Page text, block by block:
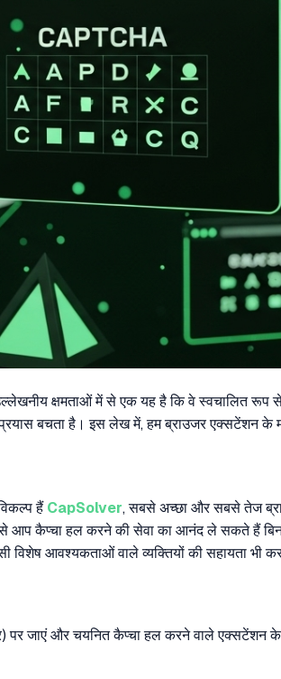
क्षमताओं में से एक यह है कि वे स्वचालित
बचता है। इस लेख में, हम ब्राउजर एक्सटेंशन के
हैं CapSolver, सबसे अच्छा और सबसे तेज
कैप्चा हल करने की सेवा का आनंद ले सकते हैं
आवश्यकताओं वाले व्यक्तियों की सहायता
पर जाएं और चयनित कैप्चा हल करने वाले एक्सटेंशन